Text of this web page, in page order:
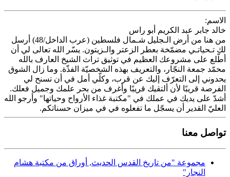
الاسم:
خالد جابر عبد الكريم أبو راس
من هنا من أرض الـجليل شـمال فلسطين (عرب الداخل/48) أرسل
لك تـحياتـي مضمّخة بعطر الزعتر والـزيتون. يسّر الله تعالى لي أن
أطّلع على مشروعك العظيم في توثيق تراث الشيخ العارف بالله
محمّد جمعة النجّار، والتعريف بهذه الشخصيّة الفذّة. وما زال الشوق
يحدوني إلى التعرّف إليك عن قرب، وكلّي أمل في أن تسنح لي
الفرصة قريبًا لأن ألتقيك قريبًا وأغرف من بحر علمك وجميل فعلك.
أشدّ على يديك في عملك في "مكتبة غذاء الأرواح وحياتها" وأرجو الله
العليّ القدير أن يسجّل ما تفعلوه في في ميزان حسناتكم.
تواصل معنا
مجموعة "من تاريخ القدس الحديث, أوراق من مكتبة هشام
النجار"